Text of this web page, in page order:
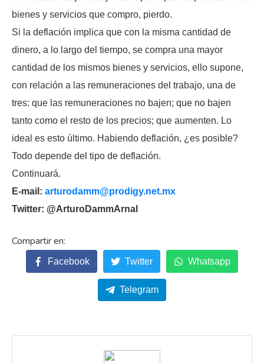
bienes y servicios que compro, pierdo.
Si la deflación implica que con la misma cantidad de
dinero, a lo largo del tiempo, se compra una mayor
cantidad de los mismos bienes y servicios, ello supone,
con relación a las remuneraciones del trabajo, una de
tres: que las remuneraciones no bajen; que no bajen
tanto como el resto de los precios; que aumenten. Lo
ideal es esto último. Habiendo deflación, ¿es posible?
Todo depende del tipo de deflación.
Continuará.
E-mail: arturodamm@prodigy.net.mx
Twitter: @ArturoDammArnal
Facebook Twitter Whatsapp
Telegram